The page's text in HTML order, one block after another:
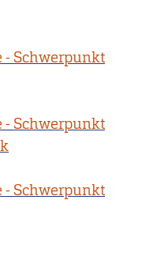
Schwerpunkt
Schwerpunkt
Schwerpunkt